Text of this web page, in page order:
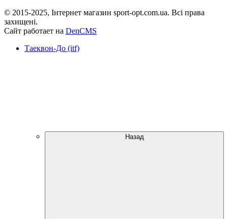
© 2015-2025, Інтернет магазин sport-opt.com.ua. Всі права
захищені.
Сайт работает на DenCMS
Таеквон-До (itf)
Назад